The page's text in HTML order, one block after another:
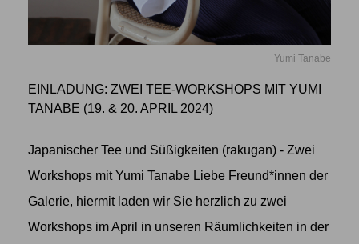
Yumi Tanabe
EINLADUNG: ZWEI TEE-WORKSHOPS MIT YUMI
TANABE (19. & 20. APRIL 2024)
Japanischer Tee und Süßigkeiten (rakugan) - Zwei
Workshops mit Yumi Tanabe Liebe Freund*innen der
Galerie, hiermit laden wir Sie herzlich zu zwei
Workshops im April in unseren Räumlichkeiten in der